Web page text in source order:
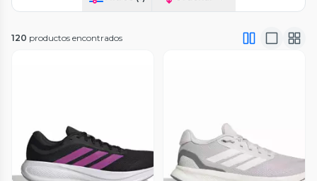
120 productos encontrados